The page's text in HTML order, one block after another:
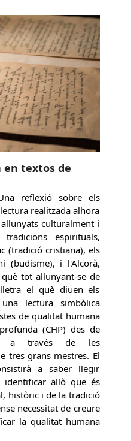
textos de
reflexió sobre els
realitzada alhora
culturalment i
espirituals,
(tradició cristiana), els
(budisme), i l'Alcorà,
tot allunyant-se de
el què diuen els
lectura simbòlica
de qualitat humana
(CHP) des de
a través de les
tres grans mestres. El
a saber llegir
identificar allò que és
històric i de la tradició
necessitat de creure
la qualitat humana